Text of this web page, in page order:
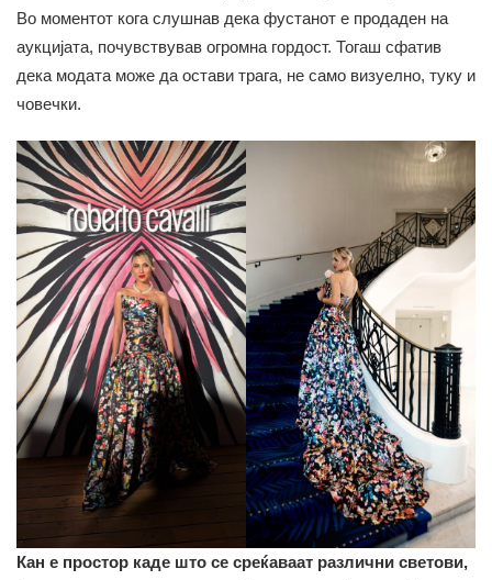
Во моментот кога слушнав дека фустанот е продаден на
аукцијата, почувствував огромна гордост. Тогаш сфатив
дека модата може да остави трага, не само визуелно, туку и
човечки.
Кан е простор каде што се среќаваат различни светови,